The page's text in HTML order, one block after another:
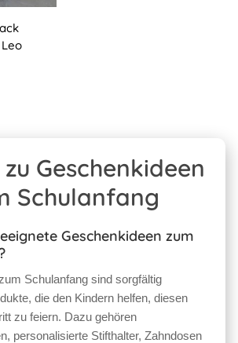
Geschenkideen
Schulanfang
Geschenkideen zum
Schulanfang sind sorgfältig
die den Kindern helfen, diesen
zu feiern. Dazu gehören
personalisierte Stifthalter, Zahndosen